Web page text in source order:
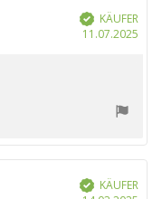
Verifiziert
KÄUFER
11.07.2025
Verifiziert
KÄUFER